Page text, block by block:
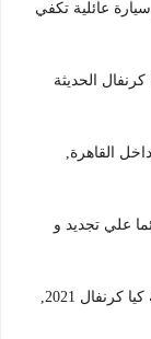
عائلية تكفي
الحديثة
القاهرة,
علي تجديد و
وبالتالي للايجار في القاهرة اجدد السيارات العائلية كيا كرنفال 2021,